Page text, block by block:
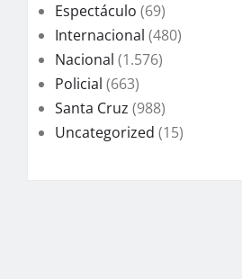
Espectáculo (69)
Internacional (480)
Nacional (1.576)
Policial (663)
Santa Cruz (988)
Uncategorized (15)